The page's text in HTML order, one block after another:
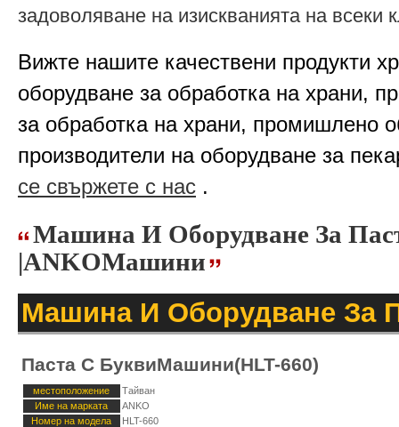
задоволяване на изискванията на всеки
Вижте нашите качествени продукти
оборудване за обработка на храни,
за обработка на храни, промишлено
производители на оборудване за
се свържете с нас .
Машина И Оборудване За
|ANKOМашини
Машина И Оборудване За
Паста С БуквиМашини(HLT-660)
местоположение
Тайван
Име на марката
ANKO
Номер на модела
HLT-660